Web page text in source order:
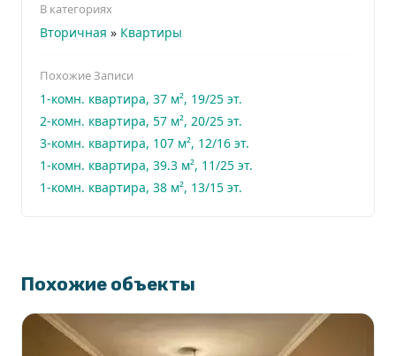
В категориях
Вторичная » Квартиры
Похожие Записи
1-комн. квартира, 37 м², 19/25 эт.
2-комн. квартира, 57 м², 20/25 эт.
3-комн. квартира, 107 м², 12/16 эт.
1-комн. квартира, 39.3 м², 11/25 эт.
1-комн. квартира, 38 м², 13/15 эт.
Похожие объекты